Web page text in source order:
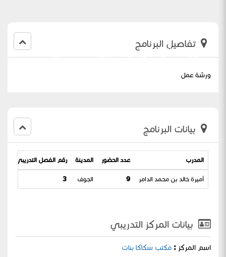
الاختبارات الوطنية ( نافس NAFS )
تفاصيل البرنامج
ورشة عمل
بيانات البرنامج
المدرب عدد الحضور المدينة رقم الفصل التدريبي
أميرة خالد بن محمد الدامر 9 الجوف 3
بيانات المركز التدريبي
اسم المركز : مكتب سكاكا بنات